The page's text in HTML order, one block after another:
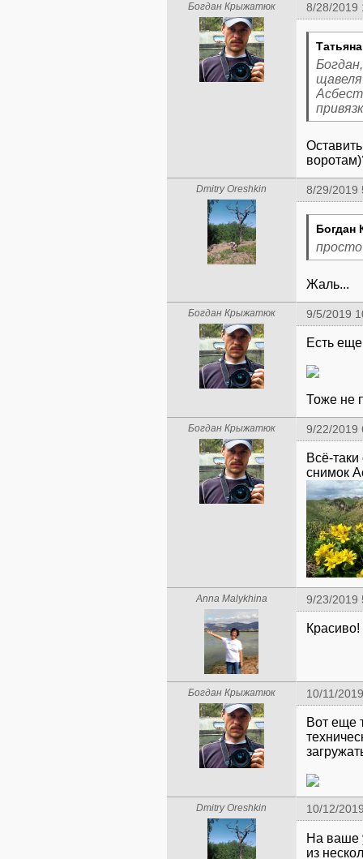
Богдан Крыжатюк 8/28/2019
щавеля
Dmitry Oreshkin 8/29/2019
Богдан
Жаль...
Богдан Крыжатюк 9/5/2019
Есть
Тоже не
Богдан Крыжатюк 9/22/2019
Всё-
Anna Malykhina 9/23/2019
Красиво!
Богдан Крыжатюк 10/11/
Вот еще
Dmitry Oreshkin 10/12/
На ваше
из